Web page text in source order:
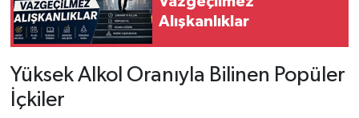
Alışkanlıklar
Yüksek Alkol Oranıyla Bilinen Popüler
İçkiler